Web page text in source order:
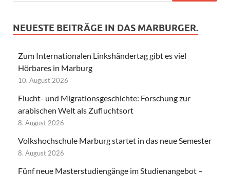
NEUESTE BEITRÄGE IN DAS MARBURGER.
Zum Internationalen Linkshändertag gibt es viel
Hörbares in Marburg
10. August 2026
Flucht- und Migrationsgeschichte: Forschung zur
arabischen Welt als Zufluchtsort
8. August 2026
Volkshochschule Marburg startet in das neue Semester
8. August 2026
Fünf neue Masterstudiengänge im Studienangebot –